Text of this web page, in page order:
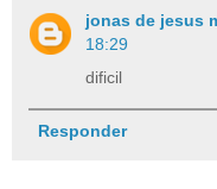
jonas de jesus
18:29
dificil
Responder